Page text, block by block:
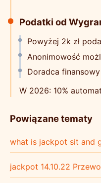
Podatki od
Powyżej 2k zł
Anonimowość
Doradca
W 2026: 10%
Powiązane tematy
what is jackpot sit and
jackpot 14.10.22